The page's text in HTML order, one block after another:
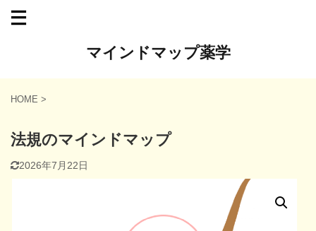
マインドマップ薬学
HOME >
法規のマインドマップ
2026年7月22日